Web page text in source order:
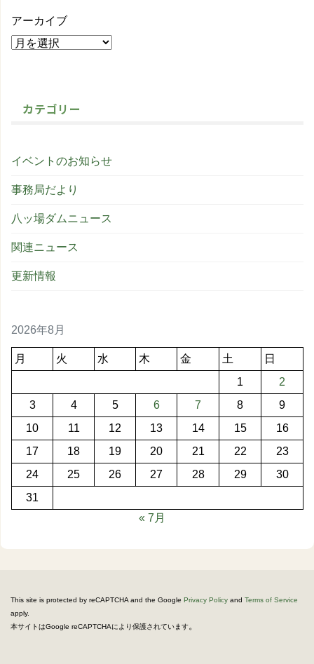
アーカイブ
カテゴリー
イベントのお知らせ
事務局だより
八ッ場ダムニュース
関連ニュース
更新情報
2026年8月
月 火 水 木 金 土
日
1
2
3
4 5 6 7 8
9
10
11 12 13 14 15
16
17
18 19 20 21 22
23
24
25 26 27 28 29
30
31
« 7月
This site is protected by reCAPTCHA and the Google Privacy Policy and Terms of Service
apply.
本サイトはGoogle reCAPTCHAにより保護されています。